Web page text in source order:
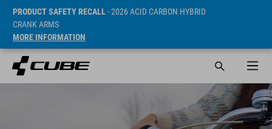
PRODUCT SAFETY RECALL- 2026 ACID CARBON HYBRID
CRANK ARMS
MORE INFORMATION